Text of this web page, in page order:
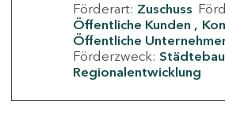
Förderart: Zuschuss
Öffentliche Kunden
Öffentliche
Förderzweck:
Regionalentwicklung